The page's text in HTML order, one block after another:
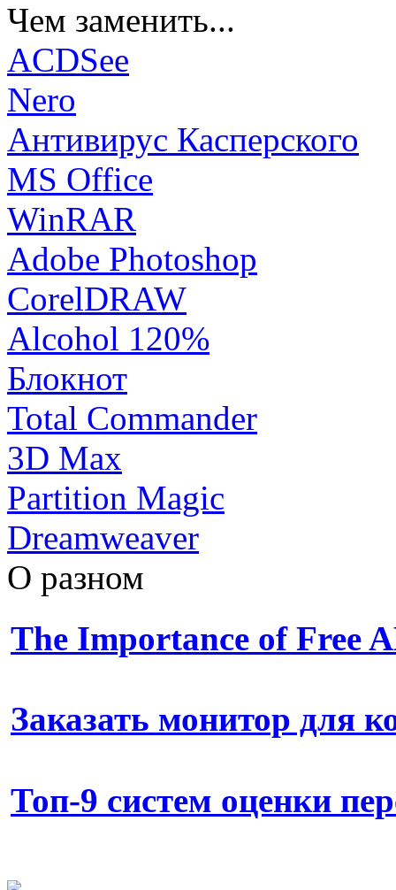
Чем заменить...
ACDSee
Nero
Антивирус Касперского
MS Office
WinRAR
Adobe Photoshop
CorelDRAW
Alcohol 120%
Блокнот
Total Commander
3D Max
Partition Magic
Dreamweaver
О разном
The Importance of Free
Заказать монитор для
Топ-9 систем оценки